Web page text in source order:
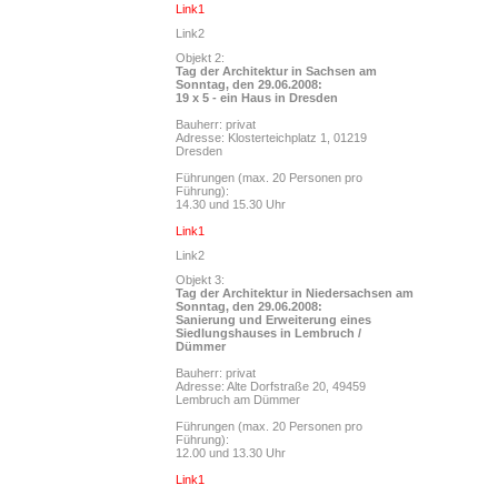
Link1
Link2
Objekt 2:
Tag der Architektur in Sachsen am
Sonntag, den 29.06.2008:
19 x 5 - ein Haus in Dresden
Bauherr: privat
Adresse: Klosterteichplatz 1, 01219
Dresden
Führungen (max. 20 Personen pro
Führung):
14.30 und 15.30 Uhr
Link1
Link2
Objekt 3:
Tag der Architektur in Niedersachsen am
Sonntag, den 29.06.2008:
Sanierung und Erweiterung eines
Siedlungshauses in Lembruch /
Dümmer
Bauherr: privat
Adresse: Alte Dorfstraße 20, 49459
Lembruch am Dümmer
Führungen (max. 20 Personen pro
Führung):
12.00 und 13.30 Uhr
Link1